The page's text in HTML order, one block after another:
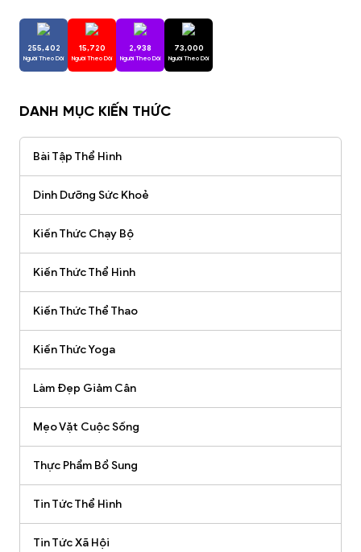
255,402
Người Theo Dõi
15,720
Người Theo Dõi
2,938
Người Theo Dõi
73,000
Người Theo Dõi
DANH MỤC KIẾN THỨC
Bài Tập Thể Hình
Dinh Dưỡng Sức Khoẻ
Kiến Thức Chạy Bộ
Kiến Thức Thể Hình
Kiến Thức Thể Thao
Kiến Thức Yoga
Làm Đẹp Giảm Cân
Mẹo Vặt Cuộc Sống
Thực Phẩm Bổ Sung
Tin Tức Thể Hình
Tin Tức Xã Hội